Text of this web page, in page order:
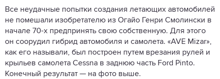
Все неудачные попытки создания летающих автомобилей
не помешали изобретателю из Огайо Генри Смолински в
начале 70-х предпринять свою собственную. Для этого
он соорудил гибрид автомобиля и самолета. «AVE Mizar»,
как его называли, был построен путем врезания рулей и
крыльев самолета Cessna в заднюю часть Ford Pinto.
Конечный результат — на фото выше.